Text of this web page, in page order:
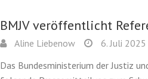
BMJV veröffentlicht
Aline Liebenow 6. Juli 2025
Das Bundesministerium der Justiz